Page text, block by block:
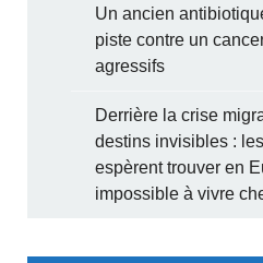
Un ancien
piste contre un
agressifs
Derrière la crise
destins invisibles :
espèrent trouver en
impossible à vivre